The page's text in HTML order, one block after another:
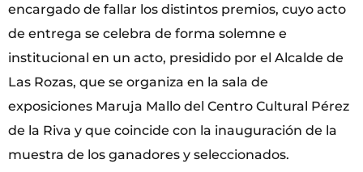
encargado de fallar los distintos premios, cuyo acto
de entrega se celebra de forma solemne e
institucional en un acto, presidido por el Alcalde de
Las Rozas, que se organiza en la sala de
exposiciones Maruja Mallo del Centro Cultural Pérez
de la Riva y que coincide con la inauguración de la
muestra de los ganadores y seleccionados.